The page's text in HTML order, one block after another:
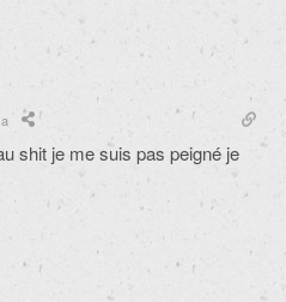
shit je me suis pas peigné je